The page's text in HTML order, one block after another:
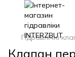
Гідравлічні
Клапан